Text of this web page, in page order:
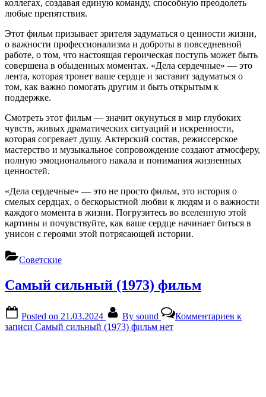
коллегах, создавая единую команду, способную преодолеть
любые препятствия.
Этот фильм призывает зрителя задуматься о ценности жизни,
о важности профессионализма и доброты в повседневной
работе, о том, что настоящая героическая поступь может быть
совершена в обыденных моментах. «Дела сердечные» — это
лента, которая тронет ваше сердце и заставит задуматься о
том, как важно помогать другим и быть открытым к
поддержке.
Смотреть этот фильм — значит окунуться в мир глубоких
чувств, живых драматических ситуаций и искренности,
которая согревает душу. Актерский состав, режиссерское
мастерство и музыкальное сопровождение создают атмосферу,
полную эмоционального накала и понимания жизненных
ценностей.
«Дела сердечные» — это не просто фильм, это история о
смелых сердцах, о бескорыстной любви к людям и о важности
каждого момента в жизни. Погрузитесь во вселенную этой
картины и почувствуйте, как ваше сердце начинает биться в
унисон с героями этой потрясающей истории.
Советские
Самый сильный (1973) фильм
Posted on 21.03.2024 By sound Комментариев к
записи Самый сильный (1973) фильм нет